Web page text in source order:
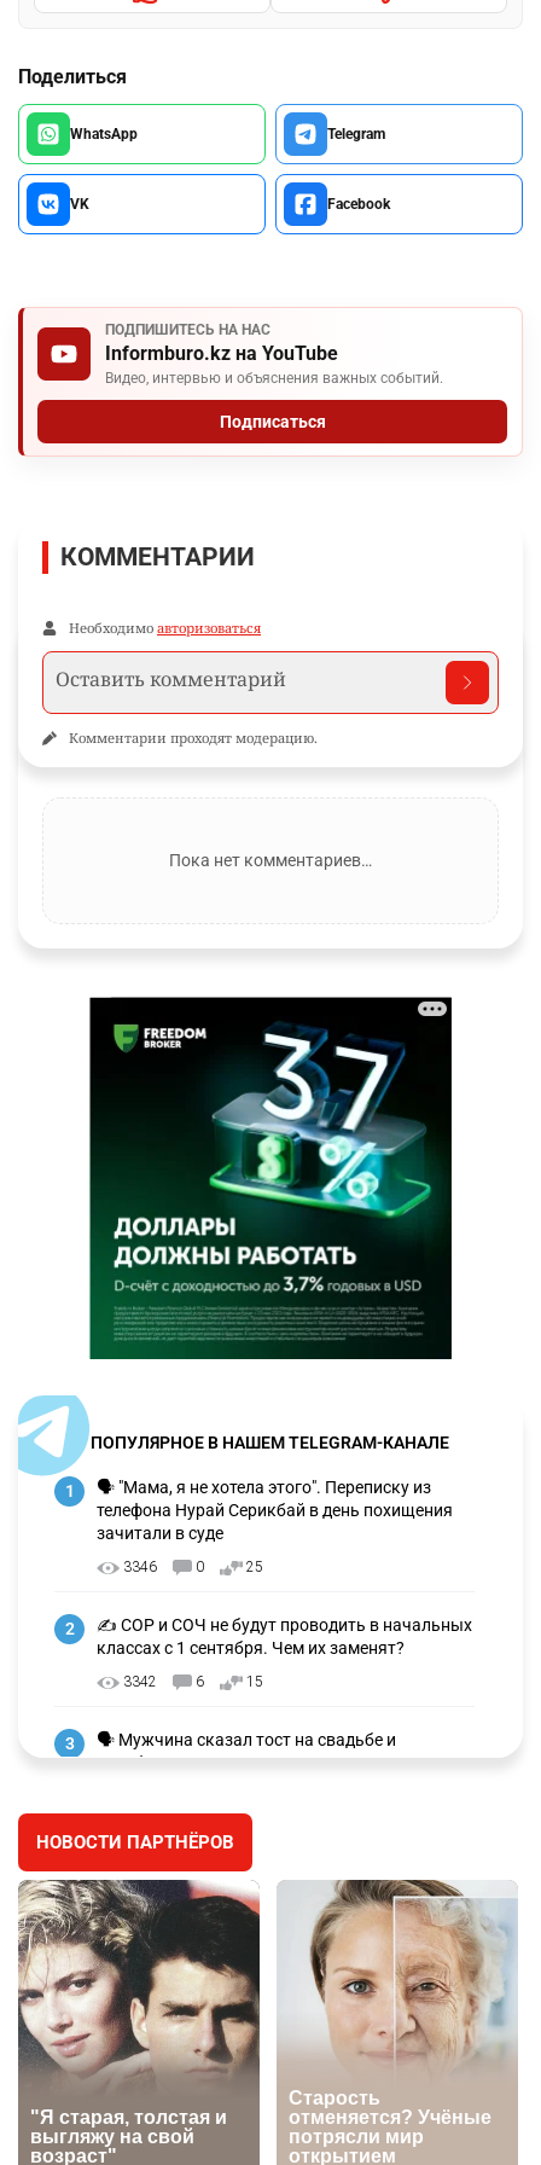
Поделиться
WhatsApp Telegram
VK Facebook
ПОДПИШИТЕСЬ НА НАС
Informburo.kz на YouTube
Видео, интервью и объяснения важных событий.
Подписаться
КОММЕНТАРИИ
Необходимо авторизоваться
Комментарии проходят модерацию.
Пока нет комментариев…
ПОПУЛЯРНОЕ В НАШЕМ TELEGRAM-КАНАЛЕ
1
🗣 "Мама, я не хотела этого". Переписку из
телефона Нурай Серикбай в день похищения
зачитали в суде
3346 0 25
2
✍️ СОР и СОЧ не будут проводить в начальных
классах с 1 сентября. Чем их заменят?
3342 6 15
3
🗣 Мужчина сказал тост на свадьбе и
заработал уголовное дело
🐏 Скота больше, а мясо дороже. Почему в
Казахстане продолжают расти цены на
баранину и конину
2746
5
⚠️ Доброе утро, друзья! Предлагаем обзор
главных новостей за 4 августа
2830 0 1
6
🗣Глава государства направил телеграмму
соболезнования родным и близким Халық
қаһарманы Ивана Гапича
НОВОСТИ ПАРТНЁРОВ